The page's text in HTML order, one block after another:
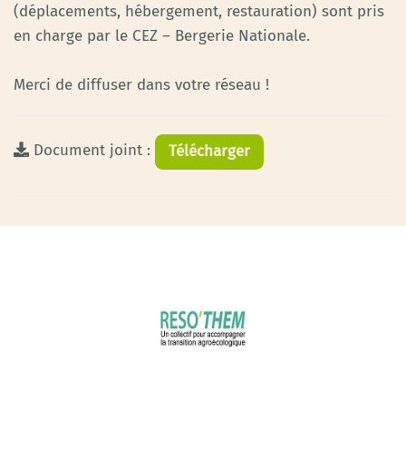
(déplacements, hébergement, restauration) sont pris
en charge par le CEZ – Bergerie Nationale.
Merci de diffuser dans votre réseau !
Document joint : Télécharger